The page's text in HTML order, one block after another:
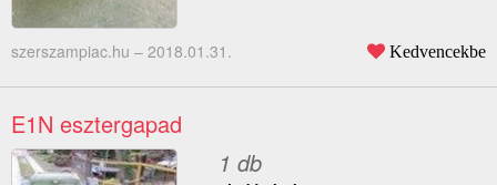
szerszampiac.hu – 2018.01.31. Kedvencekbe
E1N esztergapad
1 db